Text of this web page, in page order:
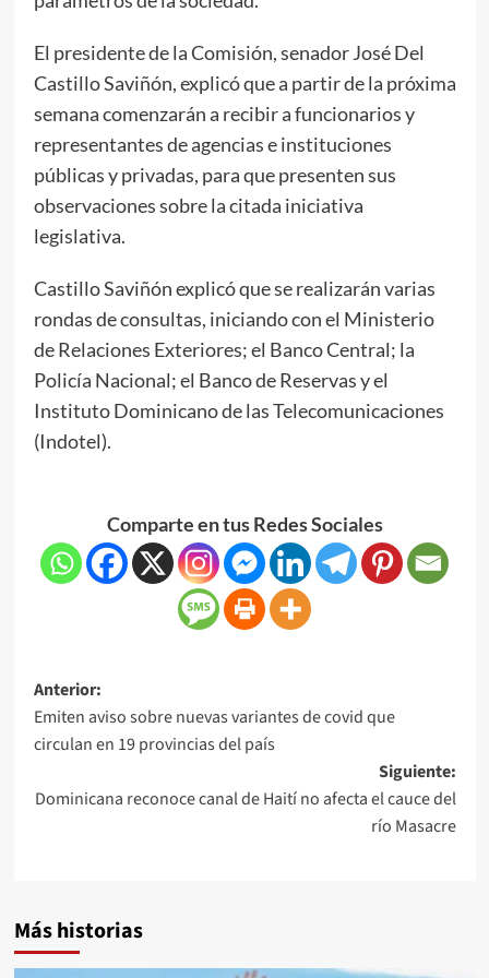
El presidente de la Comisión, senador José Del
Castillo Saviñón, explicó que a partir de la próxima
semana comenzarán a recibir a funcionarios y
representantes de agencias e instituciones
públicas y privadas, para que presenten sus
observaciones sobre la citada iniciativa
legislativa.
Castillo Saviñón explicó que se realizarán varias
rondas de consultas, iniciando con el Ministerio
de Relaciones Exteriores; el Banco Central; la
Policía Nacional; el Banco de Reservas y el
Instituto Dominicano de las Telecomunicaciones
(Indotel).
Comparte en tus Redes Sociales
Anterior:
Emiten aviso sobre nuevas variantes de covid que
circulan en 19 provincias del país
Siguiente:
Dominicana reconoce canal de Haití no afecta el cauce del
río Masacre
Más historias